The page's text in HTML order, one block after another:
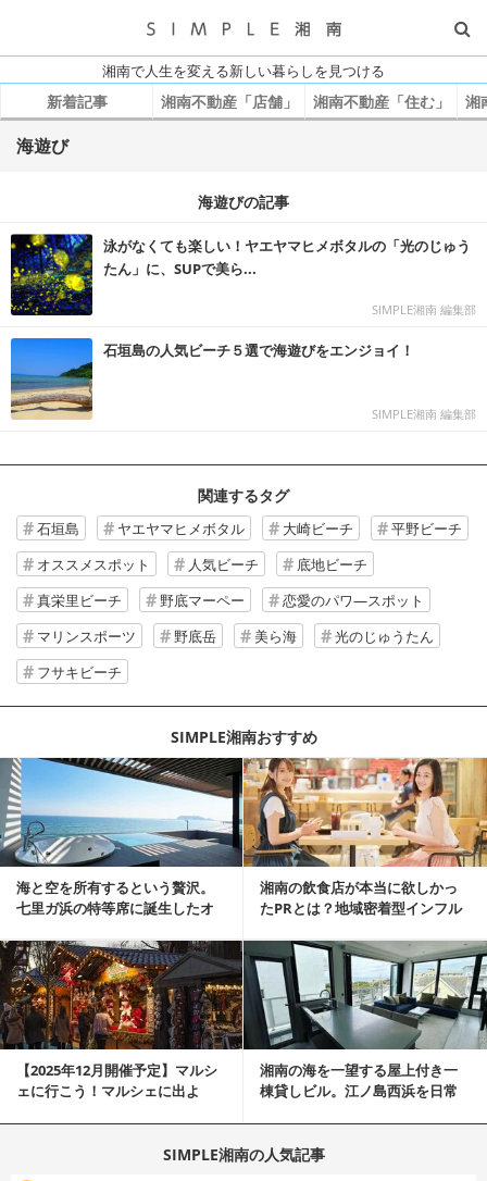
湘南で人生を変える新しい暮らしを見つける
新着記事 湘南不動産「店舗」 湘南不動産「住む」 湘
海遊び
海遊びの記事
泳がなくても楽しい！ヤエヤマヒメボタルの「光のじゅう
たん」に、SUPで美ら...
SIMPLE湘南 編集部
石垣島の人気ビーチ５選で海遊びをエンジョイ！
SIMPLE湘南 編集部
関連するタグ
石垣島 ヤエヤマヒメボタル 大崎ビーチ
平野ビーチ
オススメスポット
人気ビーチ
底地ビーチ
真栄里ビーチ
野底マーペー
恋愛のパワ―スポット
マリンスポーツ
野底岳 美ら海
光のじゅうたん
フサキビーチ
SIMPLE湘南おすすめ
海と空を所有するという贅沢。
七里ガ浜の特等席に誕生したオ
湘南の飲食店が本当に欲しかっ
たPRとは？地域密着型インフル
記事を読む
【2025年12月開催予定】マルシ
ェに行こう！マルシェに出よ
湘南の海を一望する屋上付き一
棟貸しビル。江ノ島西浜を日常
記事を読む
SIMPLE湘南の人気記事